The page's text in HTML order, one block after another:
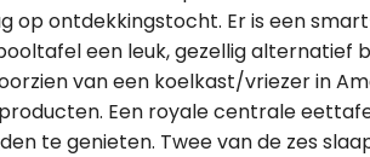
op ontdekkingstocht. Er is een
een leuk, gezellig alternatief
van een koelkast/vriezer in
Een royale centrale
te genieten. Twee van de zes